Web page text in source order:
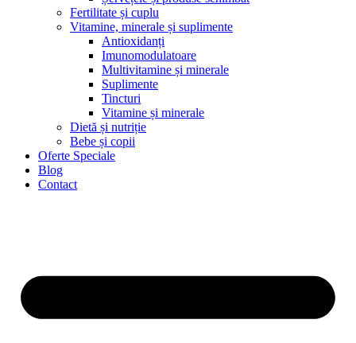
Fertilitate și cuplu
Vitamine, minerale și suplimente
Antioxidanți
Imunomodulatoare
Multivitamine și minerale
Suplimente
Tincturi
Vitamine și minerale
Dietă și nutriție
Bebe și copii
Oferte Speciale
Blog
Contact